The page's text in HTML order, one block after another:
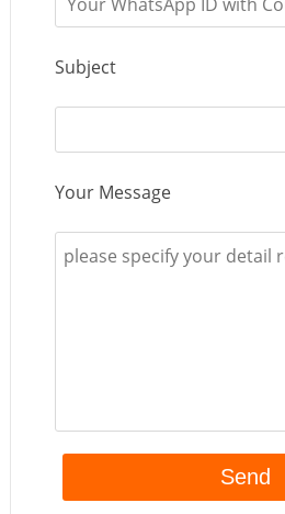
Subject
Your Message